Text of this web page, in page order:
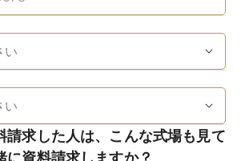
請求した人は、こんな式場も見て
に資料請求しますか？